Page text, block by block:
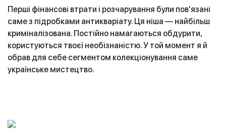
Перші фінансові втрати і розчарування були пов'язані
саме з підробками антикваріату. Ця ніша — найбільш
криміналізована. Постійно намагаються обдурити,
користуються твоєї необізнаністю. У той момент я й
обрав для себе сегментом колекціонування саме
українське мистецтво.